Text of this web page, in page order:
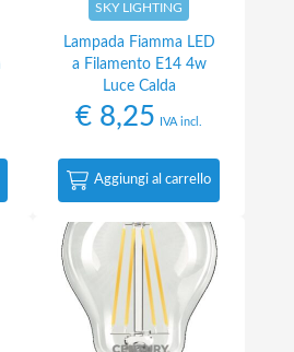
SKY LIGHTING
Lampada Fiamma LED
a Filamento E14 4w
Luce Calda
€ 8,25 IVA incl.
Aggiungi al carrello